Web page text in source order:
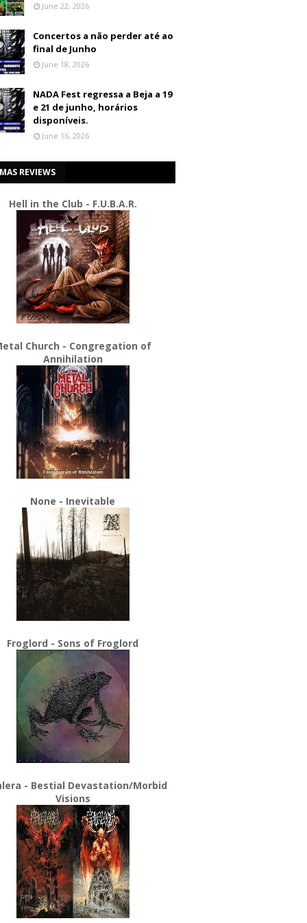
June 22, 2026
Concertos a não perder até ao
final de Junho
June 18, 2026
NADA Fest regressa a Beja a 19
e 21 de junho, horários
disponíveis.
June 16, 2026
REVIEWS
Hell in the Club - F.U.B.A.R.
Church - Congregation of
Annihilation
None - Inevitable
Froglord - Sons of Froglord
- Bestial Devastation/Morbid
Visions